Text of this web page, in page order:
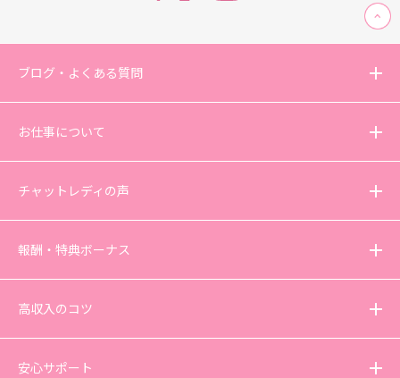
ブログ・よくある質問
お仕事について
チャットレディの声
報酬・特典ボーナス
高収入のコツ
安心サポート